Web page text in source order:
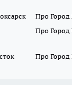
Про Город
Про Город
Про Город